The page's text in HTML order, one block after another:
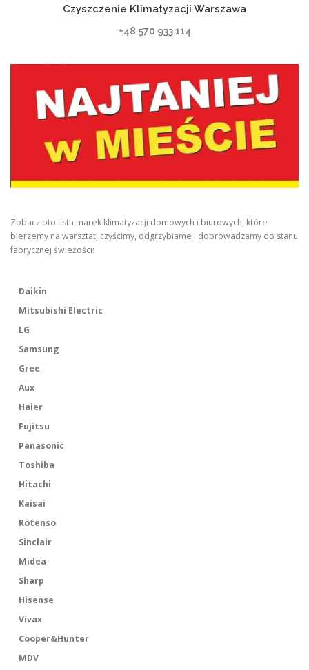
Czyszczenie Klimatyzacji Warszawa
+48 570 933 114
Zobacz oto lista marek klimatyzacji domowych i biurowych, które
bierzemy na warsztat, czyścimy, odgrzybiame i doprowadzamy do stanu
fabrycznej świeżości:
Daikin
Mitsubishi Electric
LG
Samsung
Gree
Aux
Haier
Fujitsu
Panasonic
Toshiba
Hitachi
Kaisai
Rotenso
Sinclair
Midea
Sharp
Hisense
Vivax
Cooper&Hunter
MDV